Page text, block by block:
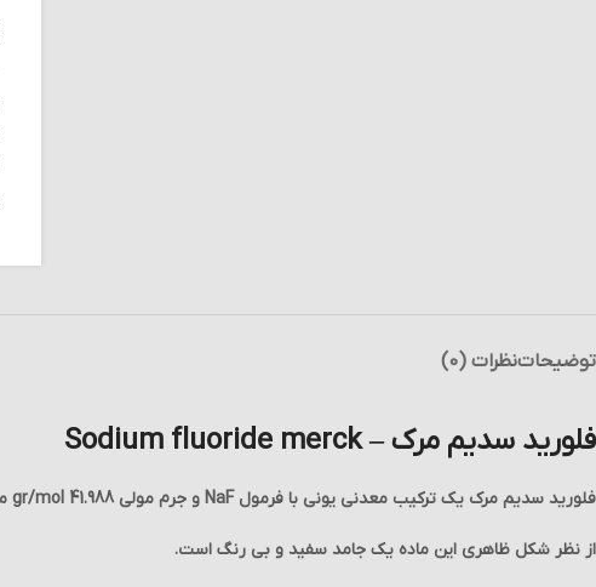
توضیحاتنظرات (0)
فلورید سدیم مرک – Sodium fluoride merck
فلورید سدیم مرک یک ترکیب معدنی یونی با فرمول NaF و جرم مولی 41.988 gr/mol می باشد.
از نظر شکل ظاهری این ماده یک جامد سفید و بی رنگ است.